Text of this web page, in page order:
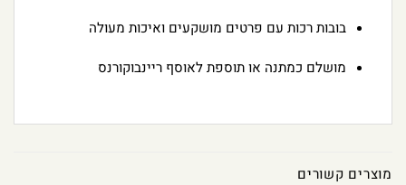
בובות רכות עם פרטים מושקעים ואיכות מעולה
מושלם כמתנה או תוספת לאוסף ריינבוקורנס
מוצרים קשורים